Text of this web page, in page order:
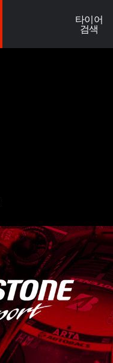
타이어
검색